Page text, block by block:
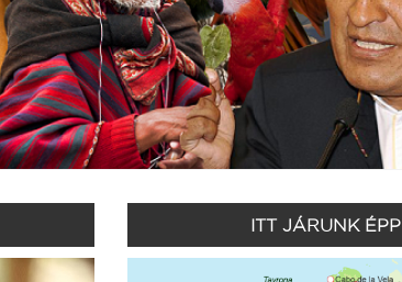
ITT JÁRUNK ÉPP